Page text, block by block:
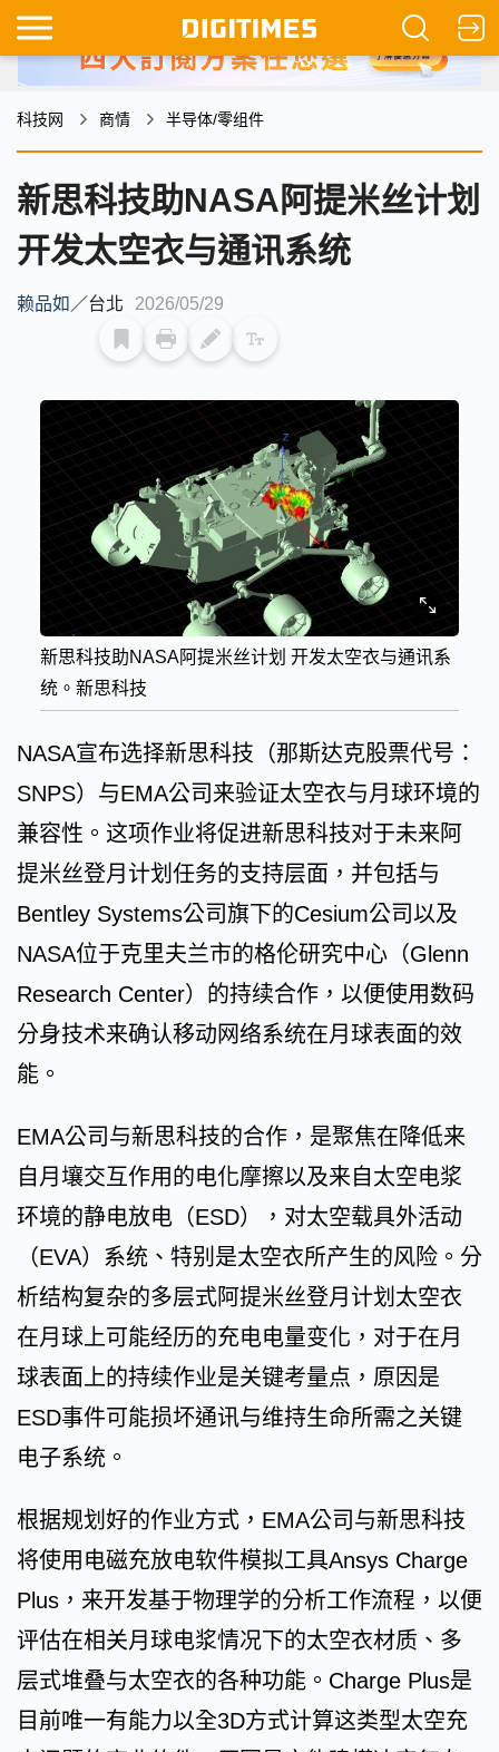
科技网 商情 半导体/零组件
新思科技助NASA阿提米丝计划
开发太空衣与通讯系统
赖品如 ／台北 2026/05/29
新思科技助NASA阿提米丝计划 开发太空衣与通讯系
统。新思科技
NASA宣布选择新思科技（那斯达克股票代号：
SNPS）与EMA公司来验证太空衣与月球环境的
兼容性。这项作业将促进新思科技对于未来阿
提米丝登月计划任务的支持层面，并包括与
Bentley Systems公司旗下的Cesium公司以及
NASA位于克里夫兰市的格伦研究中心（Glenn
Research Center）的持续合作，以便使用数码
分身技术来确认移动网络系统在月球表面的效
能。
EMA公司与新思科技的合作，是聚焦在降低来
自月壤交互作用的电化摩擦以及来自太空电浆
环境的静电放电（ESD），对太空载具外活动
（EVA）系统、特别是太空衣所产生的风险。分
析结构复杂的多层式阿提米丝登月计划太空衣
在月球上可能经历的充电电量变化，对于在月
球表面上的持续作业是关键考量点，原因是
ESD事件可能损坏通讯与维持生命所需之关键
电子系统。
根据规划好的作业方式，EMA公司与新思科技
将使用电磁充放电软件模拟工具Ansys Charge
Plus，来开发基于物理学的分析工作流程，以便
评估在相关月球电浆情况下的太空衣材质、多
层式堆叠与太空衣的各种功能。Charge Plus是
目前唯一有能力以全3D方式计算这类型太空充